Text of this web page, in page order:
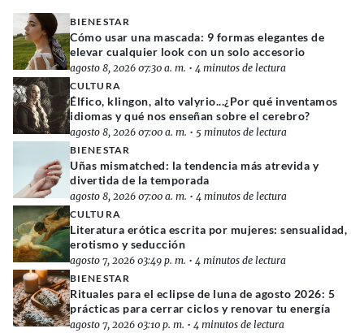
BIENESTAR
Cómo usar una mascada: 9 formas elegantes de
elevar cualquier look con un solo accesorio
agosto 8, 2026 07:30 a. m. • 4 minutos de lectura
CULTURA
Élfico, klingon, alto valyrio...¿Por qué inventamos
idiomas y qué nos enseñan sobre el cerebro?
agosto 8, 2026 07:00 a. m. • 5 minutos de lectura
BIENESTAR
Uñas mismatched: la tendencia más atrevida y
divertida de la temporada
agosto 8, 2026 07:00 a. m. • 4 minutos de lectura
CULTURA
Literatura erótica escrita por mujeres: sensualidad,
erotismo y seducción
agosto 7, 2026 03:49 p. m. • 4 minutos de lectura
BIENESTAR
Rituales para el eclipse de luna de agosto 2026: 5
prácticas para cerrar ciclos y renovar tu energía
agosto 7, 2026 03:10 p. m. • 4 minutos de lectura